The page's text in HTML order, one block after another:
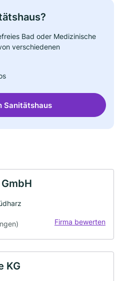
Bad oder Medizinische
verschiedenen
Sanitätshaus
Firma bewerten
KG